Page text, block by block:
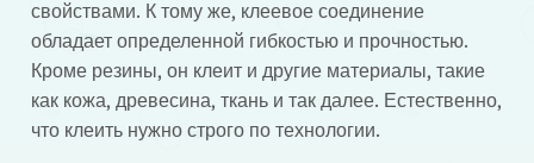
свойствами. К тому же, клеевое соединение
обладает определенной гибкостью и прочностью.
Кроме резины, он клеит и другие материалы, такие
как кожа, древесина, ткань и так далее. Естественно,
что клеить нужно строго по технологии.